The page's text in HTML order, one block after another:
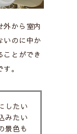
外から室内
いのに中か
ことができ
。
したい
みたい
景色も